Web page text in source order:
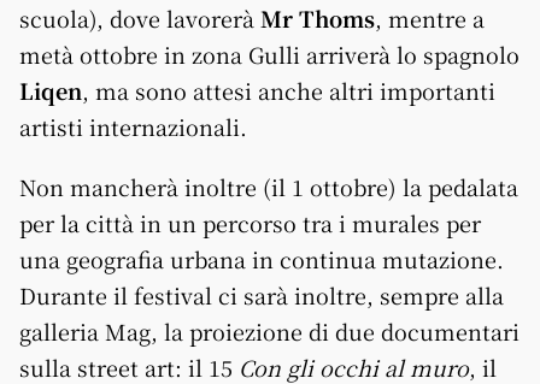
scuola), dove lavorerà Mr Thoms, mentre a
metà ottobre in zona Gulli arriverà lo spagnolo
Liqen, ma sono attesi anche altri importanti
artisti internazionali.
Non mancherà inoltre (il 1 ottobre) la pedalata
per la città in un percorso tra i murales per
una geografia urbana in continua mutazione.
Durante il festival ci sarà inoltre, sempre alla
galleria Mag, la proiezione di due documentari
sulla street art: il 15 Con gli occhi al muro, il